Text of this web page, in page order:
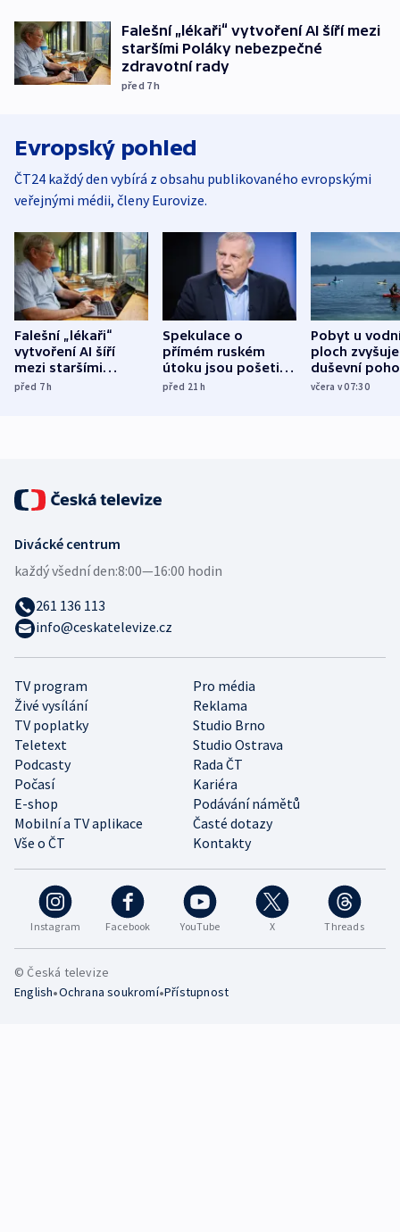
Falešní „lékaři“ vytvoření AI šíří mezi
staršími Poláky nebezpečné
zdravotní rady
před 7h
Evropský pohled
ČT24 každý den vybírá z obsahu publikovaného evropskými
veřejnými médii, členy Eurovize.
Falešní „lékaři“
vytvoření AI šíří
mezi staršími
Poláky nebezpečné
před 7h
Spekulace o
přímém ruském
útoku jsou pošetilé,
míní estonský
před 21h
Pobyt u
ploch zvyšuje
duševní
ukázala
včera v 07:30
Instagram Facebook YouTube X Threads
TV program
Pro média
Živé vysílání
Reklama
TV poplatky
Studio Brno
Teletext
Studio Ostrava
Podcasty
Rada ČT
Počasí
Kariéra
E-shop
Podávání námětů
Mobilní a TV aplikace
Časté dotazy
Vše o ČT
Kontakty
Divácké centrum
každý všední den:8:00—16:00 hodin
261 136 113
info@ceskatelevize.cz
© Česká televize
English•Ochrana soukromí•Přístupnost